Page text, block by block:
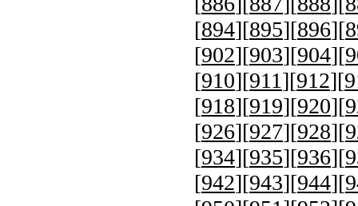
[894][895][896][
[902][903][904][
[910][911][912][
[918][919][920][
[926][927][928][
[934][935][936][
[942][943][944][